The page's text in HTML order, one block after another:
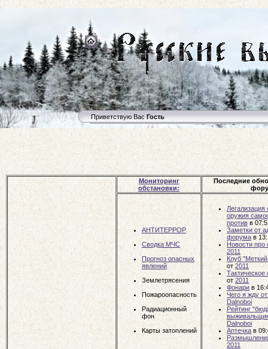
Приветствую ВасГость
Мониторинг
обстановки:
Последние
АНТИТЕРРОР
Сводка МЧС
Прогноз опасных
явлений
Землетрясения
Пожароопасность
Радиационный
фон
Карты затоплений
Легализация
оружия
против в
Заметки от
форума в
Новости про
2011
Клуб
от 2011
Тактическое
от 2011
Фонари в
Чего я жду
Dalnoboi
Рейтинг
Dalnoboi
Аптечка в
2011